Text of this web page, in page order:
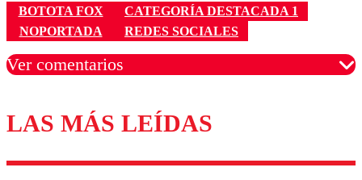
BOTOTA FOX
CATEGORÍA DESTACADA 1
NOPORTADA
REDES SOCIALES
Ver comentarios
Los comentarios son moderados para garantizar un
diálogo respetuoso.
LAS MÁS LEÍDAS